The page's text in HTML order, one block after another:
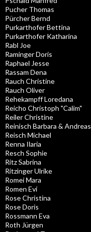
Pucher Thomas
Pürcher Bernd
Purkarthofer Bettina
Purkarthofer Katharina
Rabl Joe
Raminger Doris
Raphael Jesse
Rassam Dena
Rauch Christine
Rauch Oliver
Rehekampff Loredana
Reicho Christoph "Calim"
Reiler Christine
Reinisch Barbara & Andreas
Reisch Michael
Renna Ilaria
Resch Sophie
Ritz Sabrina
Ritzinger Ulrike
Romei Mara
Romen Evi
Rose Christina
Rose Doris
Rossmann Eva
Roth Jürgen